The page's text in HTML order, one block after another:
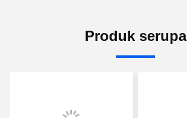
Produk serupa